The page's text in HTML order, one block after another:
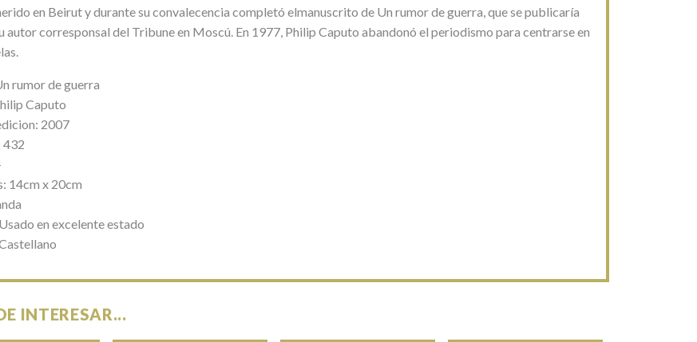
en Beirut y durante su convalecencia completó elmanuscrito de Un rumor de guerra, que se publicaría
autor corresponsal del Tribune en Moscú. En 1977, Philip Caputo abandonó el periodismo para centrarse en
rumor de guerra
Caputo
2007
432
14cm x 20cm
en excelente estado
INTERESAR...